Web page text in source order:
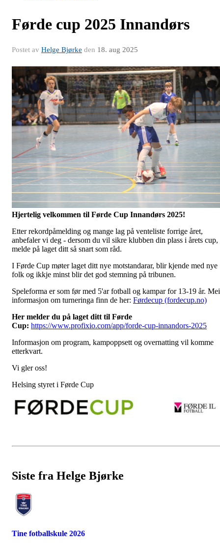
Førde cup 2025 Innandørs
Postet av Helge Bjørke den 18. aug 2025
Hjertelig velkommen til Førde Cup Innandørs 2025!
Etter rekordpåmelding og mange lag på venteliste forrige året,
anbefaler vi deg - dersom du vil sikre klubben din plass i årets cup,
melde på laget ditt så snart som råd.
I Førde Cup møter laget ditt nye motstandarar, blir kjende med nye
folk og ikkje minst blir det god stemning på tribunen.
Speleforma er som før med 5'ar fotball og kampar for 13-19 år.
informasjon om turneringa finn de her: Førdecup (fordecup.no)
Her melder du på laget ditt til Førde
Cup: https://www.profixio.com/app/forde-cup-innandors-2025
Informasjon om program, kampoppsett og overnatting vil komme
etterkvart.
Vi gler oss!
Helsing styret i Førde Cup
Siste fra Helge Bjørke
Tine fotballskule 2026